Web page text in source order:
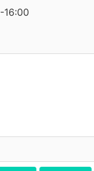
16:00